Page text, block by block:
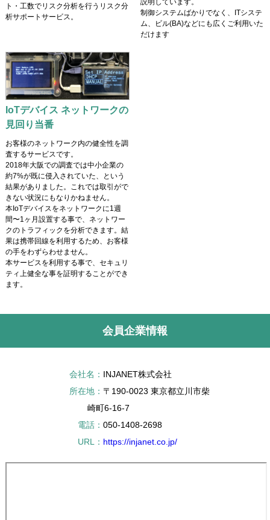
ト・工数でリスク分析を行うリスク分
析サポートサービス。
説明しています。
制御システムばかりでなく、ITシステ
ム、ビル(BA)などにも広くご利用いた
だけます
IoTデバイス ネットワークの
見回り当番
お客様のネットワーク内の健全性を調
査するサービスです。
2018年大阪での調査では中小企業の
約7%が既に侵入されていた、という
結果がありました。これでは取引がで
きない状況にもなりかねません。
本IoTデバイスをネットワークに1週
間〜1ヶ月設置する事で、ネットワー
クのトラフィックを分析できます。結
果は携帯回線を利用するため、お客様
の手をわずらわせません。
本サービスを利用する事で、セキュリ
ティ上健全な事を証明することができ
ます。
会員企業情報
会社名： INJANET株式会社
所在地： 〒190-0023 東京都立川市柴
崎町6-16-7
電話： 050-1408-2698
URL： https://injanet.co.jp/